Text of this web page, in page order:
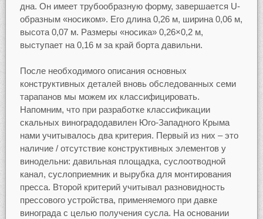
дна. Он имеет трубообразную форму, завершается U-
образным «носиком». Его длина 0,26 м, ширина 0,06 м,
высота 0,07 м. Размеры «носика» 0,26×0,2 м,
выступает на 0,16 м за край борта давильни.
После необходимого описания основных
конструктивных деталей вновь обследованных семи
тарапанов мы можем их классифицировать.
Напомним, что при разработке классификации
скальных виноградодавилен Юго-Западного Крыма
нами учитывалось два критерия. Первый из них – это
наличие / отсутствие конструктивных элементов у
винодельни: давильная площадка, суслоотводной
канал, суслоприемник и вырубка для монтирования
пресса. Второй критерий учитывал разновидность
прессового устройства, применяемого при давке
винограда с целью получения сусла. На основании